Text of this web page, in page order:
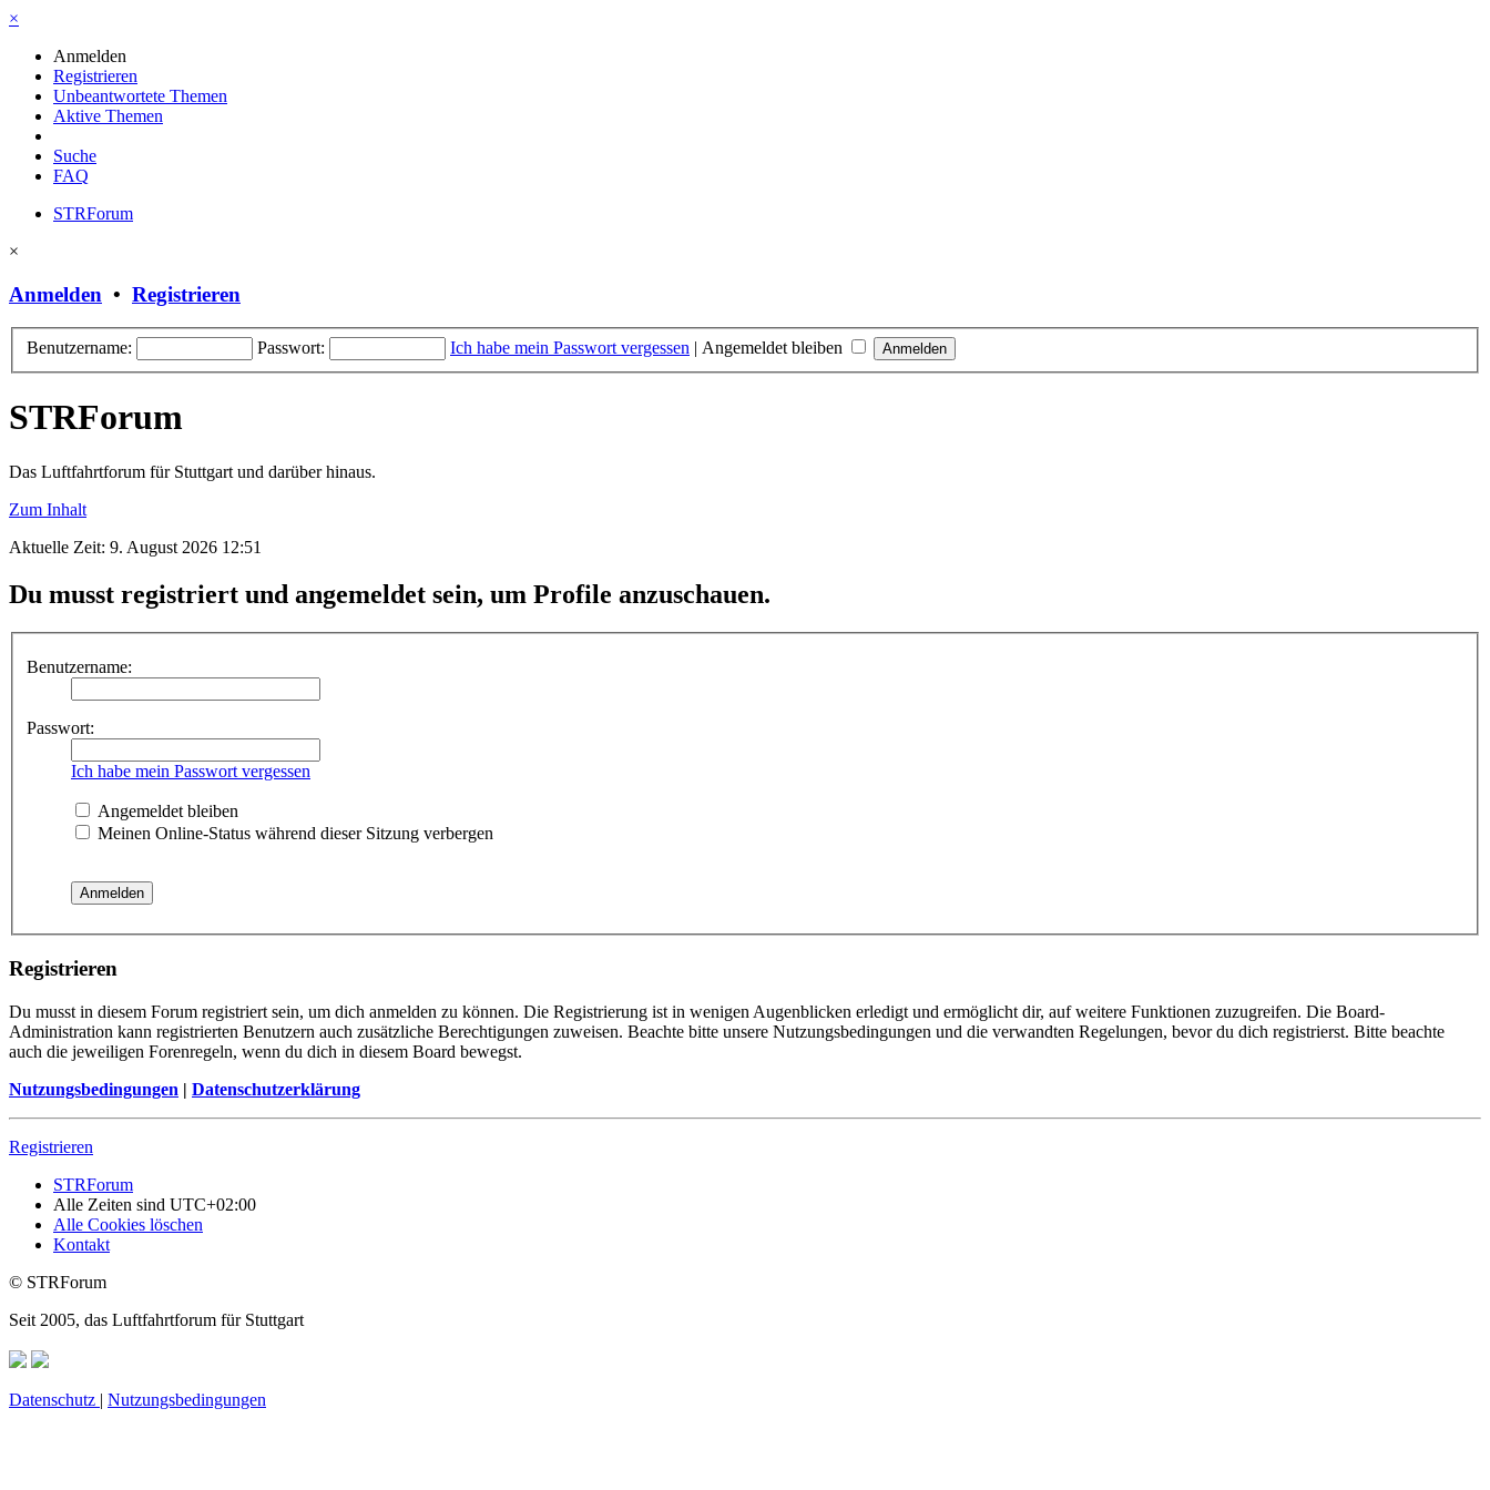
×
Anmelden
Registrieren
Unbeantwortete Themen
Aktive Themen
Suche
FAQ
STRForum
×
Anmelden • Registrieren
Benutzername: Passwort: Ich habe mein Passwort vergessen | Angemeldet bleiben
STRForum
Das Luftfahrtforum für Stuttgart und darüber hinaus.
Zum Inhalt
Aktuelle Zeit: 9. August 2026 12:51
Du musst registriert und angemeldet sein, um Profile anzuschauen.
Benutzername:
Passwort:
Ich habe mein Passwort vergessen
Angemeldet bleiben
Meinen Online-Status während dieser Sitzung verbergen
Registrieren
Du musst in diesem Forum registriert sein, um dich anmelden zu können. Die Registrierung ist in wenigen Augenblicken erledigt und ermöglicht dir, auf weitere Funktionen zuzugreifen. Die Board-
Administration kann registrierten Benutzern auch zusätzliche Berechtigungen zuweisen. Beachte bitte unsere Nutzungsbedingungen und die verwandten Regelungen, bevor du dich registrierst. Bitte beachte
auch die jeweiligen Forenregeln, wenn du dich in diesem Board bewegst.
Nutzungsbedingungen | Datenschutzerklärung
Registrieren
STRForum
Alle Zeiten sind UTC+02:00
Alle Cookies löschen
Kontakt
© STRForum
Seit 2005, das Luftfahrtforum für Stuttgart
Datenschutz | Nutzungsbedingungen